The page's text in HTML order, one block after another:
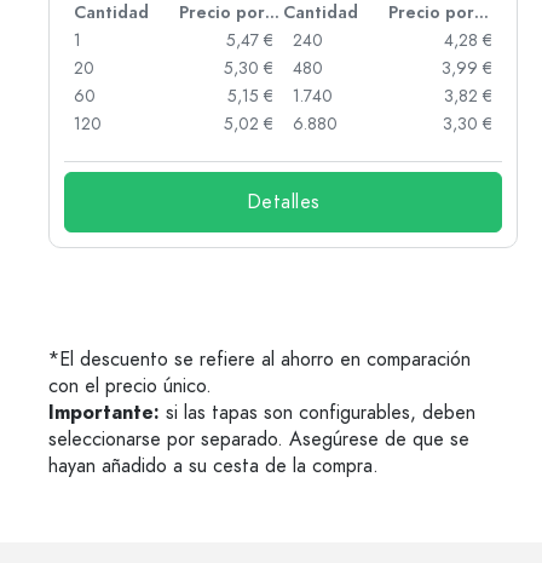
Cantidad Precio por unidad Cantidad
Precio por unidad
1
5,47 €
20
5,30 €
60
5,15 €
120
5,02 €
240
4,28 €
480
3,99 €
1.740
3,82 €
6.880
3,30 €
Detalles
*El descuento se refiere al ahorro en comparación
con el precio único.
Importante: si las tapas son configurables, deben
seleccionarse por separado. Asegúrese de que se
hayan añadido a su cesta de la compra.